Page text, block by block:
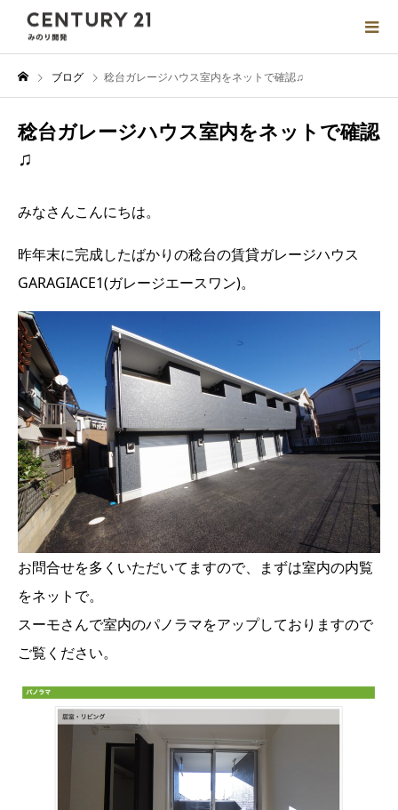
ブログ 稔台ガレージハウス室内をネットで確認♫
稔台ガレージハウス室内をネットで確認
♫
みなさんこんにちは。
昨年末に完成したばかりの稔台の賃貸ガレージハウス
GARAGIACE1(ガレージエースワン)。
お問合せを多くいただいてますので、まずは室内の内覧
をネットで。
スーモさんで室内のパノラマをアップしておりますので
ご覧ください。